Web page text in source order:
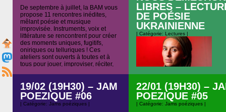
Une exploration croisée de
d’Apicius, gastronome romain, et
d’Henri Michaux, entremêlant
et acoustique. Entrée libre &
participation libre en soutien au
Suivi d’un verre de l’amitié mais
de buffet participatif cette fois.
De septembre à juillet, la BAM vous
propose 11 rencontres inédites,
mêlant poésie et musique
improvisée. Instruments, voix et
littérature se rencontrent pour créer
des moments uniques, fugitifs,
oniriques ou telluriques ! Ces
ateliers sont ouverts à toutes et à
tous pour jouer, improviser, réciter,
pétantes pour […]
LIBRES –
DE POÉSIE
UKRAINIENNE
| Catégorie: Lectures |
19/02 (19H30) – JAM
POEZIQUE #06
| Catégorie: Jams poéziques |
22/01 (19H30) –
POEZIQUE #05
| Catégorie: Jams poéziques |